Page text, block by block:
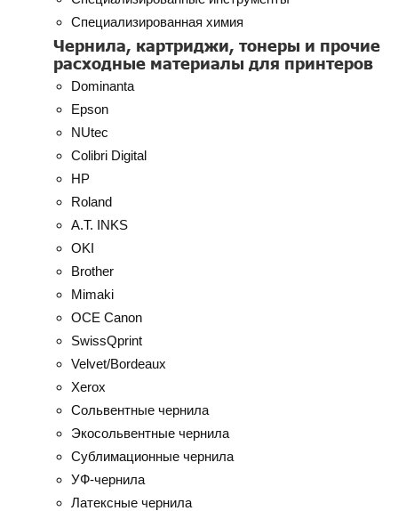
Специализированная химия
Чернила, картриджи, тонеры и прочие
расходные материалы для принтеров
Dominanta
Epson
NUtec
Colibri Digital
HP
Roland
A.T. INKS
OKI
Brother
Mimaki
OCE Canon
SwissQprint
Velvet/Bordeaux
Xerox
Сольвентные чернила
Экосольвентные чернила
Сублимационные чернила
УФ-чернила
Латексные чернила